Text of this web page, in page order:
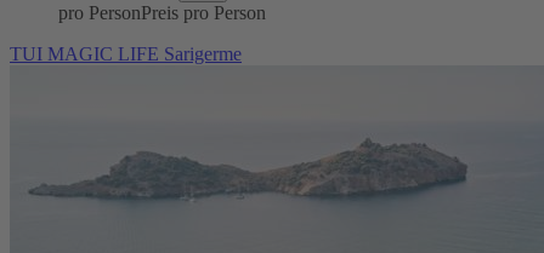
pro PersonPreis pro Person
TUI MAGIC LIFE Sarigerme